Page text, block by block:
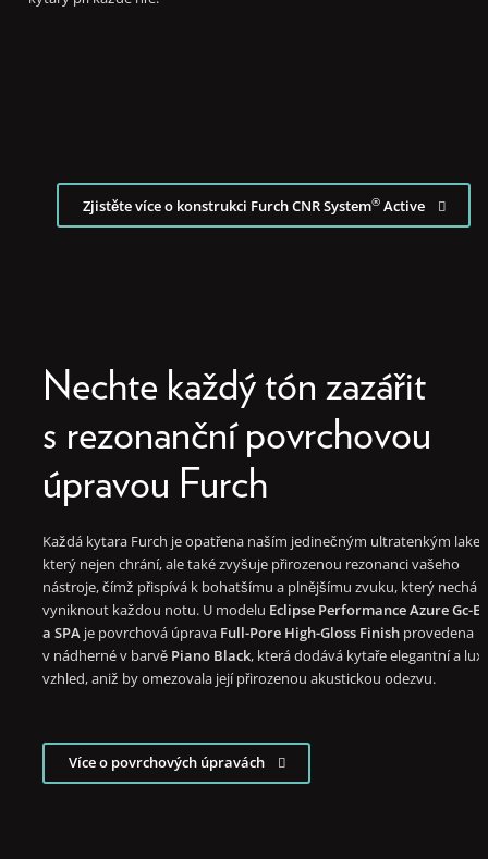
Zjistěte více o konstrukci Furch CNR System® Active
Nechte každý tón zazářit
s rezonanční povrchovou
úpravou Furch
Každá kytara Furch je opatřena naším jedinečným ultratenkým
který nejen chrání, ale také zvyšuje přirozenou rezonanci vašeho
nástroje, čímž přispívá k bohatšímu a plnějšímu zvuku, který nechá
vyniknout každou notu. U modelu Eclipse Performance Azure Gc-
a SPA je povrchová úprava Full-Pore High-Gloss Finish provedena
v nádherné v barvě Piano Black, která dodává kytaře elegantní a
vzhled, aniž by omezovala její přirozenou akustickou odezvu.
Více o povrchových úpravách